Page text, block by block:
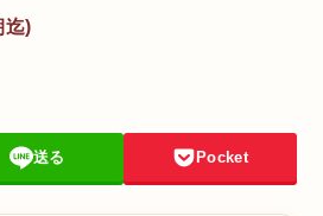
迄)
送る Pocket